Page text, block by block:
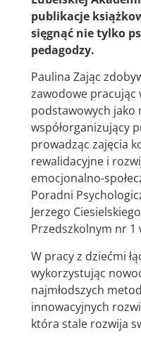
publikacje
sięgnąć nie tylko
pedagodzy.
Paulina Zając
zawodowe pracując
podstawowych jako
współorganizujący
prowadząc zajęcia
rewalidacyjne i
emocjonalno-
Poradni
Jerzego
Przedszkolnym nr 1
W pracy z dziećmi
wykorzystując
najmłodszych
innowacyjnych
która stale rozwija